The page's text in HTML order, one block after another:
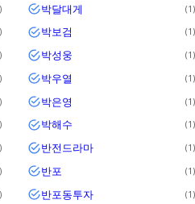
박달대게 1
박보검 1
박성웅 1
박우열 1
박은영 1
박해수 1
반전드라마 1
반포 1
반포동투자 1